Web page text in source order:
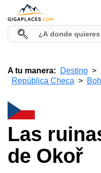
A tu manera: Destino
República Checa
Las
de Okoř